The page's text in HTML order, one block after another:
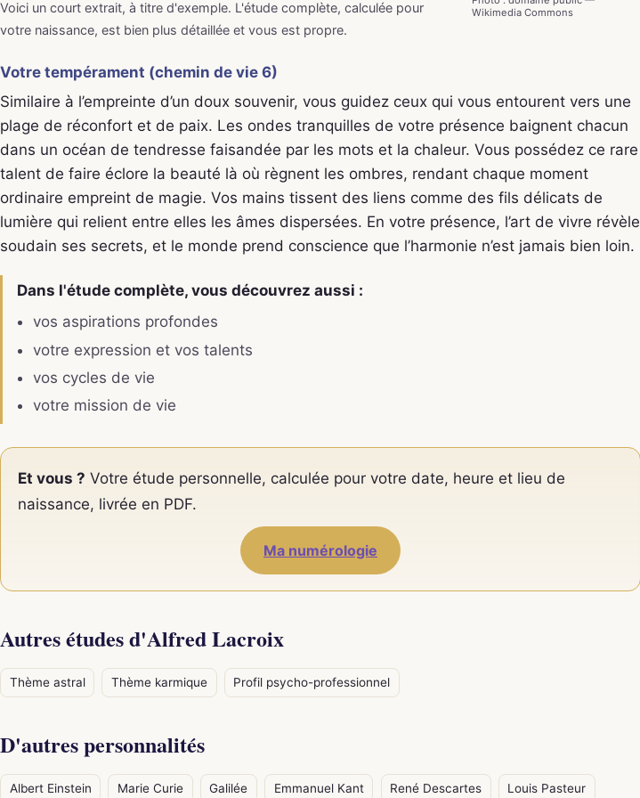
Wikimedia Commons
Voici un court extrait, à titre d'exemple. L'étude complète, calculée pour
votre naissance, est bien plus détaillée et vous est propre.
Votre tempérament (chemin de vie 6)
Similaire à l’empreinte d’un doux souvenir, vous guidez ceux qui vous entourent vers une
plage de réconfort et de paix. Les ondes tranquilles de votre présence baignent chacun
dans un océan de tendresse faisandée par les mots et la chaleur. Vous possédez ce rare
talent de faire éclore la beauté là où règnent les ombres, rendant chaque moment
ordinaire empreint de magie. Vos mains tissent des liens comme des fils délicats de
lumière qui relient entre elles les âmes dispersées. En votre présence, l’art de vivre révèle
soudain ses secrets, et le monde prend conscience que l’harmonie n’est jamais bien loin.
Dans l'étude complète, vous découvrez aussi :
vos aspirations profondes
votre expression et vos talents
vos cycles de vie
votre mission de vie
Et vous ? Votre étude personnelle, calculée pour votre date, heure et lieu de
naissance, livrée en PDF.
Ma numérologie
Autres études d'Alfred Lacroix
Thème astral Thème karmique Profil psycho-professionnel
D'autres personnalités
Albert Einstein Marie Curie Galilée Emmanuel Kant René Descartes Louis Pasteur